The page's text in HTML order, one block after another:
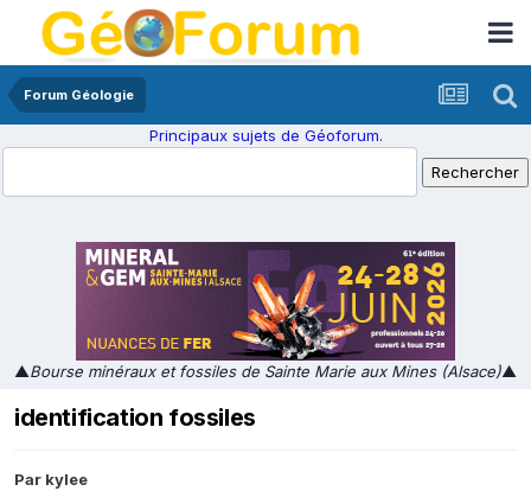
Forum Géologie
Principaux sujets de Géoforum.
▲Bourse minéraux et fossiles de Sainte Marie aux Mines (Alsace)▲
identification fossiles
Par kylee